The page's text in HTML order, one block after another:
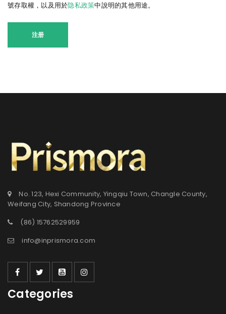
號存取權，以及用於隐私政策中說明的其他用途。
注册
No. 123, Hexi Community, Yingqiu Town, Changle County,
Weifang City, Shandong Province
(86) 15762529959
info@inprismora.com
Categories